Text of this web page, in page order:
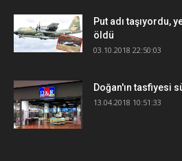
Put adı taşıyordu,
öldü
03.10.2018 22:50:03
Doğan'ın tasfiyesi
13.04.2018 10:51:33